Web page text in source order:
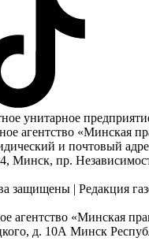
унитарное
агентство «Минская
и почтовый
Минск, пр.
защищены | Редакция
агентство «Минская
д. 10А Минск